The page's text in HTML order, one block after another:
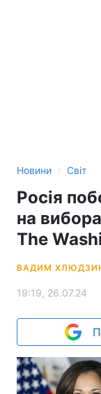
Новини › Світ
Росія
на
The
ВАДИМ
19:19, 26.07.24